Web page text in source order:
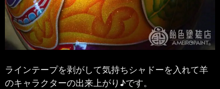
ラインテープを剥がして気持ちシャドーを入れて羊
のキャラクターの出来上がり♪です。